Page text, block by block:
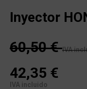
Inyector
60,50€ IVA
42,35 €
IVA incluido